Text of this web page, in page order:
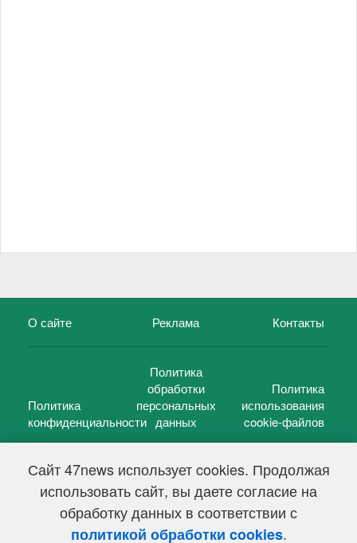
Сайт 47news использует cookies. Продолжая
использовать сайт, вы даете согласие на
обработку данных в соответствии с
политикой обработки cookies.
О сайте Реклама Контакты
Политика
конфиденциальности
Политика
обработки
персональных
данных
Политика
использования
cookie-файлов
47 новостей (47 news)2005 — 2026 г.
Свидетельство о регистрации СМИ Эл № ФС 77-39848, выдано
Федеральной службой по надзору в сфере связи,